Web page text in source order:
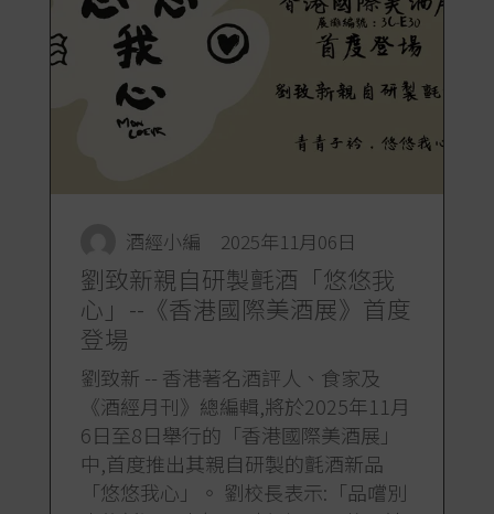
酒經小編 2025年11月06日
劉致新親自研製氈酒「悠悠我
心」--《香港國際美酒展》首度
登場
劉致新 -- 香港著名酒評人、食家及
《酒經月刊》總編輯,將於2025年11月
6日至8日舉行的「香港國際美酒展」
中,首度推出其親自研製的氈酒新品
「悠悠我心」。 劉校長表示:「品嚐別